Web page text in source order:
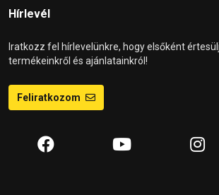
Hírlevél
Iratkozz fel hírlevelünkre, hogy elsőként
termékeinkről és ajánlatainkról!
Feliratkozom